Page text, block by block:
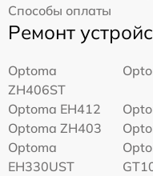
Способы оплаты
Ремонт
Optoma
ZH406ST
Optoma EH412
Optoma ZH403
Optoma
EH330UST